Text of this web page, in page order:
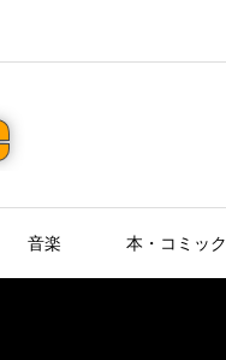
音楽 本・コミック